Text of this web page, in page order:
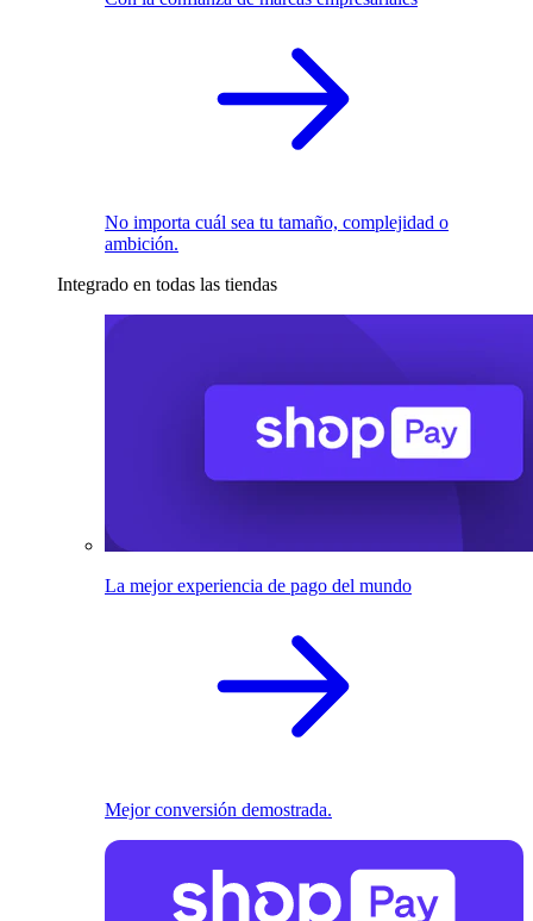
No importa cuál sea tu tamaño, complejidad o
ambición.
Integrado en todas las tiendas
La mejor experiencia de pago del mundo
Mejor conversión demostrada.